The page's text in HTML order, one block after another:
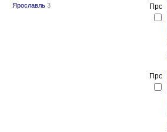
Ярославль 3